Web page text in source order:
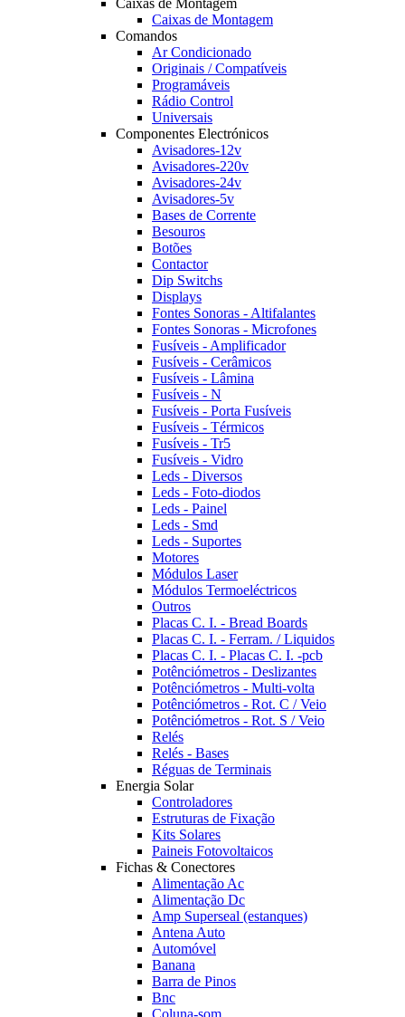
Caixas de Montagem
Caixas de Montagem
Comandos
Ar Condicionado
Originais / Compatíveis
Programáveis
Rádio Control
Universais
Componentes Electrónicos
Avisadores-12v
Avisadores-220v
Avisadores-24v
Avisadores-5v
Bases de Corrente
Besouros
Botões
Contactor
Dip Switchs
Displays
Fontes Sonoras - Altifalantes
Fontes Sonoras - Microfones
Fusíveis - Amplificador
Fusíveis - Cerâmicos
Fusíveis - Lâmina
Fusíveis - N
Fusíveis - Porta Fusíveis
Fusíveis - Térmicos
Fusíveis - Tr5
Fusíveis - Vidro
Leds - Diversos
Leds - Foto-diodos
Leds - Painel
Leds - Smd
Leds - Suportes
Motores
Módulos Laser
Módulos Termoeléctricos
Outros
Placas C. I. - Bread Boards
Placas C. I. - Ferram. / Liquidos
Placas C. I. - Placas C. I. -pcb
Potênciómetros - Deslizantes
Potênciómetros - Multi-volta
Potênciómetros - Rot. C / Veio
Potênciómetros - Rot. S / Veio
Relés
Relés - Bases
Réguas de Terminais
Energia Solar
Controladores
Estruturas de Fixação
Kits Solares
Paineis Fotovoltaicos
Fichas & Conectores
Alimentação Ac
Alimentação Dc
Amp Superseal (estanques)
Antena Auto
Automóvel
Banana
Barra de Pinos
Bnc
Coluna-som